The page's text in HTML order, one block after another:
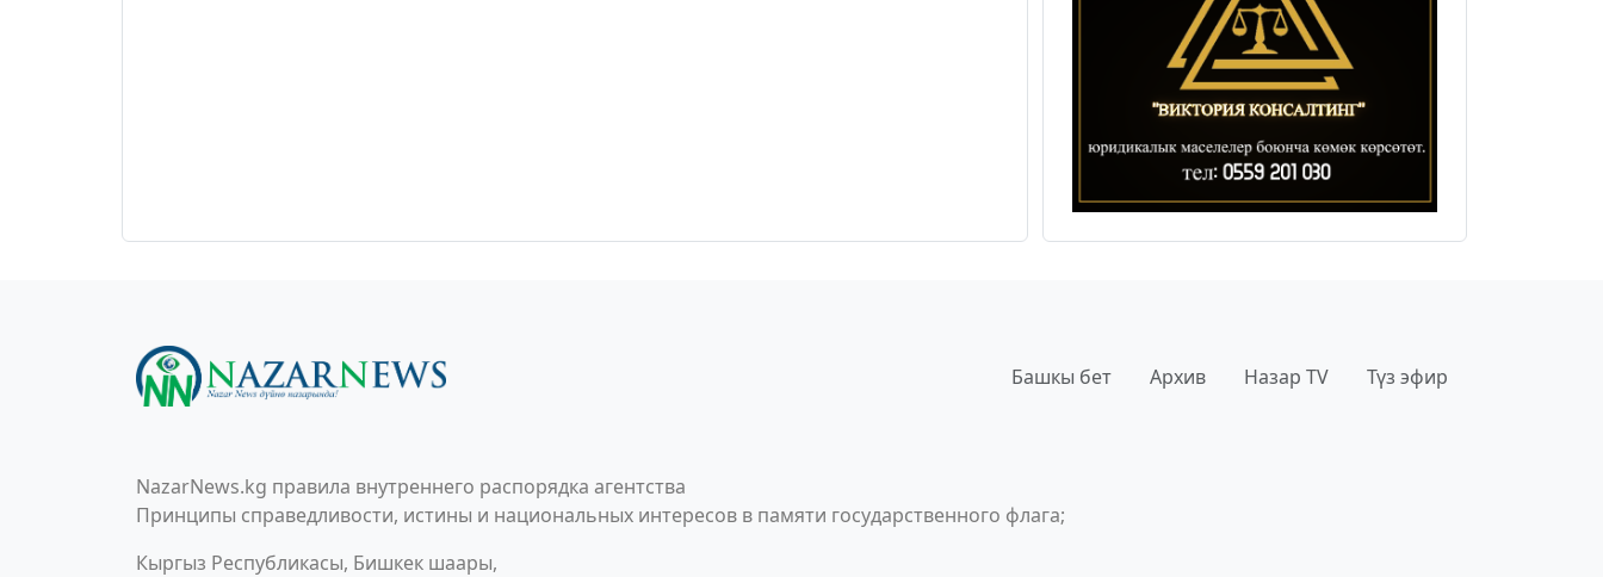
Башкы бет Архив Назар TV Түз эфир
NazarNews.kg правила внутреннего распорядка агентства
Принципы справедливости, истины и национальных интересов в памяти государственного флага;
Кыргыз Республикасы, Бишкек шаары,